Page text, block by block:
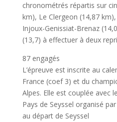
chronométrés répartis sur
km), Le Clergeon (14,87
Injoux-Genissiat-Brenaz
(13,7) à effectuer à deux
87 engagés
L’épreuve est inscrite au
France (coef 3) et du
Alpes. Elle est couplée avec
Pays de Seyssel organisé
au départ de Seyssel